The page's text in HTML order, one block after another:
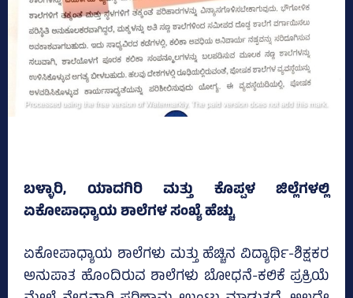
ಬಳ್ಳಾರಿ, ಯಾದಗಿರಿ ಮತ್ತು ಕೊಪ್ಪಳ ಜಿಲ್ಲೆಗಳಲ್ಲಿ
ಏಕೋಪಾಧ್ಯಾಯ ಶಾಲೆಗಳ ಸಂಖ್ಯೆ ಹೆಚ್ಚು
ಏಕೋಪಾಧ್ಯಾಯ ಶಾಲೆಗಳು ಮತ್ತು ಹೆಚ್ಚಿನ ವಿದ್ಯಾರ್ಥಿ-ಶಿಕ್ಷಕರ
ಅನುಪಾತ ಹೊಂದಿರುವ ಶಾಲೆಗಳು ಬೋಧನೆ-ಕಲಿಕೆ ಪ್ರಕ್ರಿಯೆ